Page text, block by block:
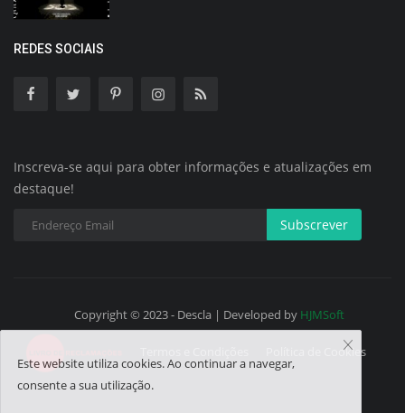
REDES SOCIAIS
Inscreva-se aqui para obter informações e atualizações em
destaque!
Subscrever
Copyright © 2023 - Descla | Developed by HJMSoft
Política de Cookies
Este website utiliza cookies. Ao continuar a navegar,
consente a sua utilização.